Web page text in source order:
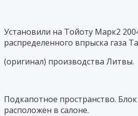
Установили на Тойоту Марк2
распределенного впрыска газа
(оригинал) производства Литвы.
Подкапотное пространство.
расположен в салоне.